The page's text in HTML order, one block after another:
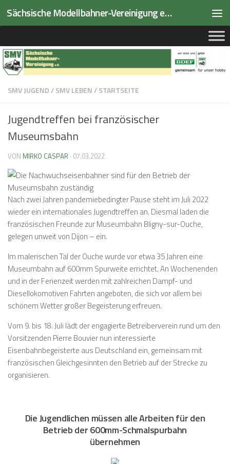
Zum Inhalt springen Sächsische Modellbahner-Vereinigung e.V.
SMV JUGEND/SMV LEBEN/STARTSEITE
Jugendtreffen bei französischer
Museumsbahn
VON MIRKO CASPAR · 07.03.2022
Nach zwei Jahren pandemiebedingter Pause steht im Juli 2022
wieder ein internationales Jugendtreffen an. Diesmal laden die
französischen Freunde zur Museumbahn Bligny-sur-Ouche,
gelegen unweit von Dijon – ein.
Im malerischen Tal der Ouche wurde vor etwa 35 Jahren eine
Museumbahn auf 600mm Spurweite errichtet. An Wochenenden
und in der Ferienzeit werden mit zahlreichen Dampf- und
Diesellokomotiven Fahrten angeboten, die sich vor allem bei
schönem Wetter großer Begeisterung erfreuen.
Vom 9. bis 18. Juli lädt der engagierte Betreiberverein rund um den
Vorsitzenden Pierre Bouvier nun interessierte
Eisenbahnbegeisterte aus Deutschland ein, gemeinsam mit
französischen Gleichgesinnten den Betrieb auf der Strecke zu
organisieren.
Die Jugendlichen müssen alle Arbeiten für den
Betrieb der 600mm-Schmalspurbahn
übernehmen